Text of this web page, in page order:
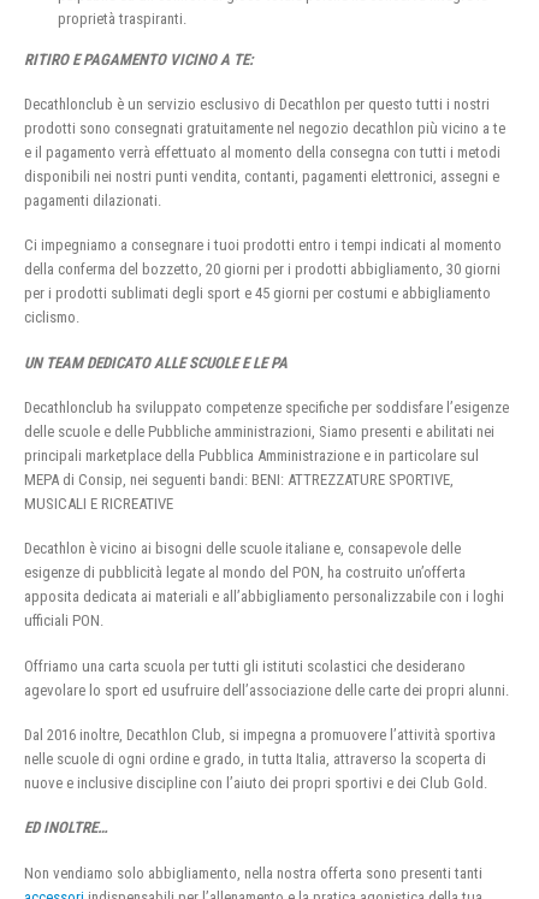
proprietà traspiranti.
RITIRO E PAGAMENTO VICINO A TE:
Decathlonclub è un servizio esclusivo di Decathlon per questo tutti i nostri
prodotti sono consegnati gratuitamente nel negozio decathlon più vicino a te
e il pagamento verrà effettuato al momento della consegna con tutti i metodi
disponibili nei nostri punti vendita, contanti, pagamenti elettronici, assegni e
pagamenti dilazionati.
Ci impegniamo a consegnare i tuoi prodotti entro i tempi indicati al momento
della conferma del bozzetto, 20 giorni per i prodotti abbigliamento, 30 giorni
per i prodotti sublimati degli sport e 45 giorni per costumi e abbigliamento
ciclismo.
UN TEAM DEDICATO ALLE SCUOLE E LE PA
Decathlonclub ha sviluppato competenze specifiche per soddisfare l’esigenze
delle scuole e delle Pubbliche amministrazioni, Siamo presenti e abilitati nei
principali marketplace della Pubblica Amministrazione e in particolare sul
MEPA di Consip, nei seguenti bandi: BENI: ATTREZZATURE SPORTIVE,
MUSICALI E RICREATIVE
Decathlon è vicino ai bisogni delle scuole italiane e, consapevole delle
esigenze di pubblicità legate al mondo del PON, ha costruito un’offerta
apposita dedicata ai materiali e all’abbigliamento personalizzabile con i loghi
ufficiali PON.
Offriamo una carta scuola per tutti gli istituti scolastici che desiderano
agevolare lo sport ed usufruire dell’associazione delle carte dei propri alunni.
Dal 2016 inoltre, Decathlon Club, si impegna a promuovere l’attività sportiva
nelle scuole di ogni ordine e grado, in tutta Italia, attraverso la scoperta di
nuove e inclusive discipline con l’aiuto dei propri sportivi e dei Club Gold.
ED INOLTRE…
Non vendiamo solo abbigliamento, nella nostra offerta sono presenti tanti